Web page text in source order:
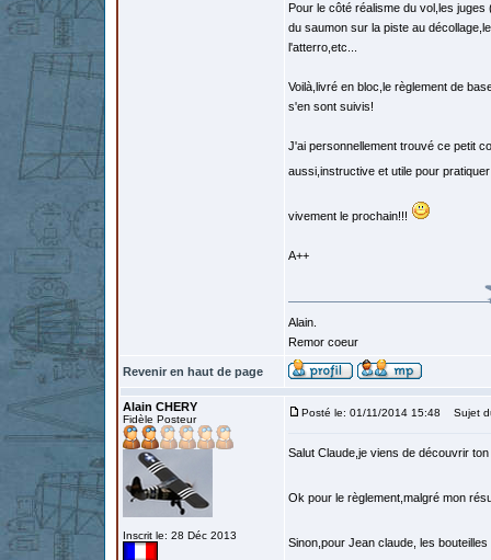
Pour le côté réalisme du vol,les
du saumon sur la piste au
l'atterro,etc...
Voilà,livré en bloc,le règlement de
s'en sont suivis!
J'ai personnellement trouvé ce petit
aussi,instructive et utile pour
vivement le prochain!!!
A++
Alain.
Remor coeur
Revenir en haut de page
Alain CHERY
Fidèle Posteur
Inscrit le: 28 Déc 2013
Posté le: 01/11/2014 15:48 Sujet
Salut Claude,je viens de découvrir
Ok pour le règlement,malgré mon
Sinon,pour Jean claude, les